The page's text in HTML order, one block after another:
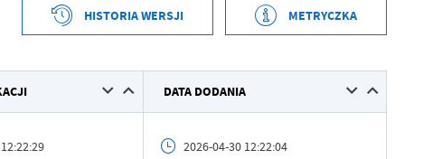
Grzegorz Łękowski
HISTORIA WERSJI METRYCZKA
DATA DODANIA
2026-04-30 12:22:04